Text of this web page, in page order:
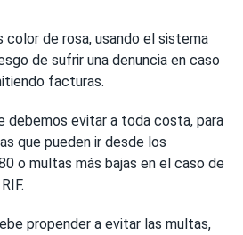
color de rosa, usando el sistema
de sufrir una denuncia en caso
facturas.
debemos evitar a toda costa, para
que pueden ir desde los
o multas más bajas en el caso de
propender a evitar las multas,